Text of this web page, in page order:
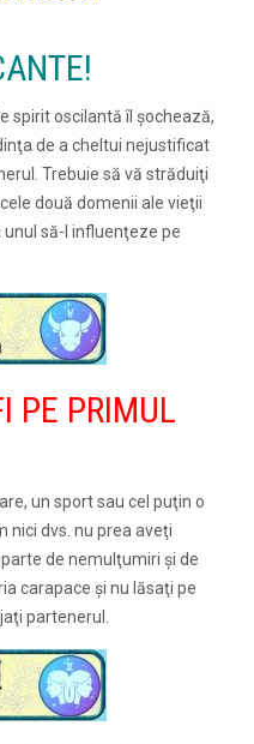
spirit oscilantă îl şochează,
de a cheltui nejustificat
Trebuie să vă străduiţi
două domenii ale vieţii
unul să-l influenţeze pe
PE PRIMUL
un sport sau cel puţin o
nici dvs. nu prea aveţi
de nemulţumiri şi de
carapace şi nu lăsaţi pe
partenerul.